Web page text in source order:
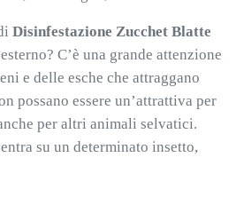
Disinfestazione Zucchet Blatte
C’è una grande attenzione
e delle esche che attraggano
possano essere un’attrattiva per
per altri animali selvatici.
su un determinato insetto,